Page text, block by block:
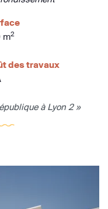
m2
des travaux
à Lyon 2 »